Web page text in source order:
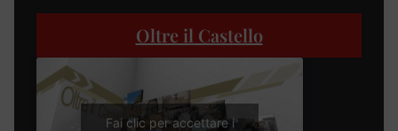
Oltre il Castello
Fai clic per accettare i